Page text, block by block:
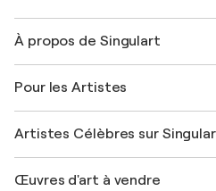
Expédition
Offrir une carte cadeau
Rejoignez notre programme
Mon compte
+33 1 76 44 06 42
À propos de Singulart
FAQ
Magazine Singulart
Emplois
Découvrez une sélection d'art
Pour les Artistes
Se connecter en tant
Artistes Célèbres sur
Marc Chagall
Œuvres d'art à vendre